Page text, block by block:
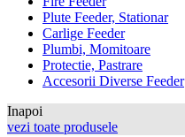
Plute Feeder, Stationar
Carlige Feeder
Plumbi, Momitoare
Protectie, Pastrare
Accesorii Diverse Feeder
Inapoi
vezi toate produsele